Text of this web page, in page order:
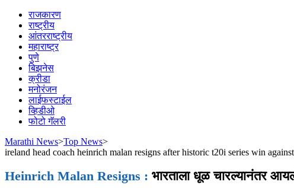
राजकारण
राष्ट्रीय
आंतरराष्ट्रीय
महाराष्ट्र
पुणे
बिझनेस
क्रीडा
मनोरंजन
लाईफस्टाईल
व्हिडीओ
फोटो गॅलरी
Marathi News>Top News>
ireland head coach heinrich malan resigns after historic t20i series win
Heinrich Malan Resigns : भारताला धूळ चारल्यानंतर